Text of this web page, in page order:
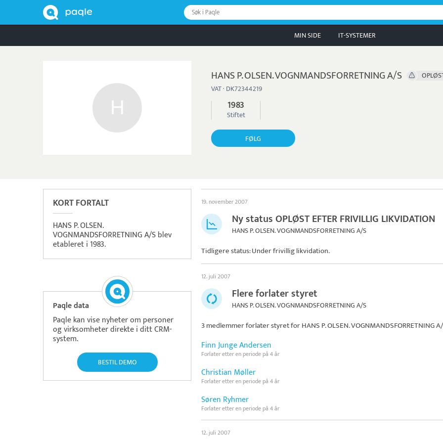
Søk i Paqle
MIN SIDE IT-SYSTEMER
HANS P. OLSEN. VOGNMANDSFORRETNING A/S
VAT · DK72344219
1983
Stiftet
FØLG
KORT FORTALT
HANS P. OLSEN.
VOGNMANDSFORRETNING A/S blev
etableret i 1983.
Paqle data
Paqle kan vise nyheter om personer
og virksomheter direkte i ditt CRM-
system.
BESTIL DEMO
19. november 2007
Ny status OPLØST EFTER FRIVILLIG LIKVIDATION
HANS P. OLSEN. VOGNMANDSFORRETNING A/S
Tidligere status: Under frivillig likvidation.
12. juli 2007
Flere forlater styret
HANS P. OLSEN. VOGNMANDSFORRETNING A/S
3 medlemmer forlater styret forHANS P. OLSEN. VOGNMANDSFORRETNING
Finn Junge Andersen
Forlater etter en periode på 4 år
Christian Møller
Forlater etter en periode på 4 år
Søren Ryhmer
Forlater etter en periode på 4 år
12. juli 2007